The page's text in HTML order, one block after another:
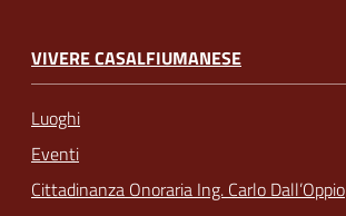
VIVERE CASALFIUMANESE
Luoghi
Eventi
Cittadinanza Onoraria Ing. Carlo Dall’Oppio